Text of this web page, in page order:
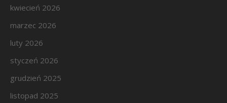
kwiecień 2026
marzec 2026
luty 2026
styczeń 2026
grudzień 2025
listopad 2025